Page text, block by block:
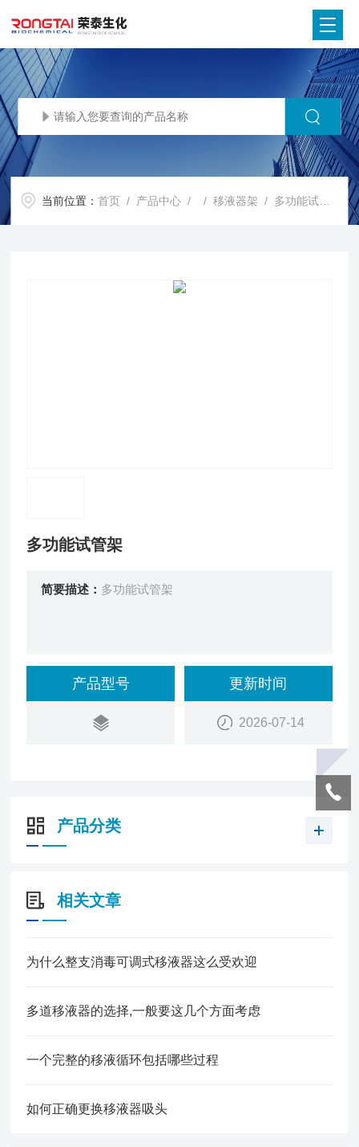
当前位置：首页 / 产品中心 / /移液器架 / 多功能试管架
多功能试管架
简要描述： 多功能试管架
产品型号 更新时间
2026-07-14
产品分类
相关文章
为什么整支消毒可调式移液器这么受欢迎
多道移液器的选择,一般要这几个方面考虑
一个完整的移液循环包括哪些过程
如何正确更换移液器吸头